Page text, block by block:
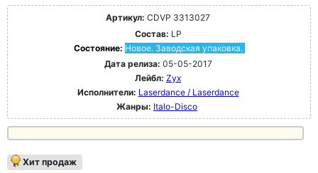
Артикул: CDVP 3313027
Состав: LP
Состояние: Новое. Заводская упаковка.
Дата релиза: 05-05-2017
Лейбл: Zyx
Исполнители: Laserdance / Laserdance
Жанры: Italo-Disco
Хит продаж